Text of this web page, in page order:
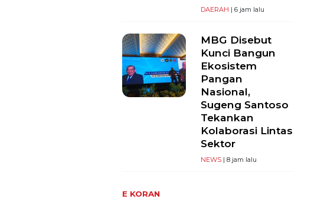
DAERAH | 6 jam lalu
MBG Disebut
Kunci Bangun
Ekosistem
Pangan
Nasional,
Sugeng Santoso
Tekankan
Kolaborasi Lintas
Sektor
NEWS | 8 jam lalu
E KORAN